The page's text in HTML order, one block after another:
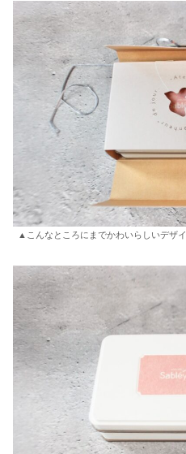
▲こんなところにまでかわいらしいデザ